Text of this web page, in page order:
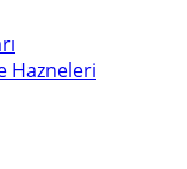
Hazneleri